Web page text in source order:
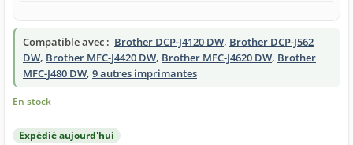
Compatible avec : Brother DCP-J4120 DW, Brother DCP-J562
DW, Brother MFC-J4420 DW, Brother MFC-J4620 DW, Brother
MFC-J480 DW, 9 autres imprimantes
En stock
Expédié aujourd'hui